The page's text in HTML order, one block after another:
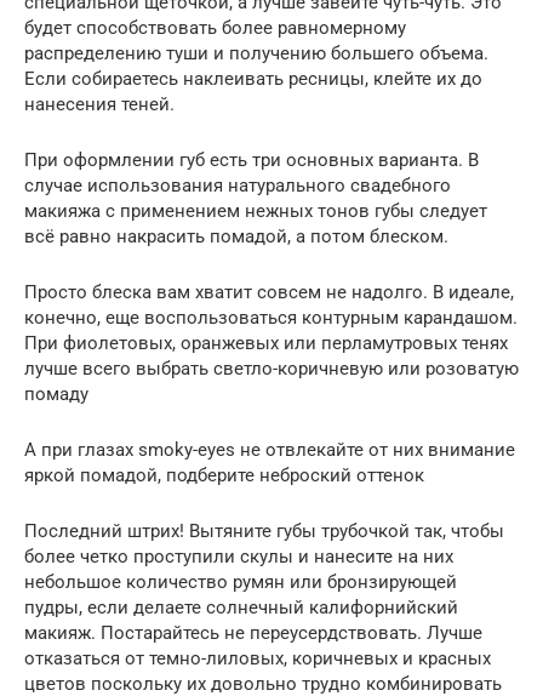
будет способствовать более равномерному
распределению туши и получению большего объема.
Если собираетесь наклеивать ресницы, клейте их до
нанесения теней.
При оформлении губ есть три основных варианта. В
случае использования натурального свадебного
макияжа с применением нежных тонов губы следует
всё равно накрасить помадой, а потом блеском.
Просто блеска вам хватит совсем не надолго. В идеале,
конечно, еще воспользоваться контурным карандашом.
При фиолетовых, оранжевых или перламутровых тенях
лучше всего выбрать светло-коричневую или розоватую
помаду
А при глазах smoky-eyes не отвлекайте от них внимание
яркой помадой, подберите неброский оттенок
Последний штрих! Вытяните губы трубочкой так, чтобы
более четко проступили скулы и нанесите на них
небольшое количество румян или бронзирующей
пудры, если делаете солнечный калифорнийский
макияж. Постарайтесь не переусердствовать. Лучше
отказаться от темно-лиловых, коричневых и красных
цветов поскольку их довольно трудно комбинировать